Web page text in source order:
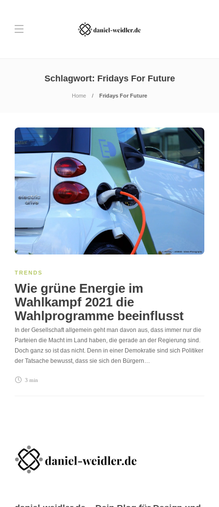
Schlagwort: Fridays For Future
Home Fridays For Future
TRENDS
Wie grüne Energie im
Wahlkampf 2021 die
Wahlprogramme beeinflusst
In der Gesellschaft allgemein geht man davon aus, dass immer nur die
Parteien die Macht im Land haben, die gerade an der Regierung sind.
Doch ganz so ist das nicht. Denn in einer Demokratie sind sich Politiker
der Tatsache bewusst, dass sie sich den Bürgern…
3 min